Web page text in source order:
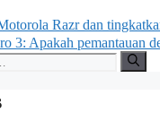
Razr dan
3: Apakah pemantauan